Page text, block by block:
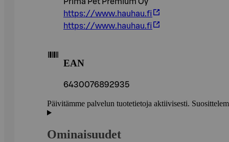
https://www.hauhau.fi
https://www.hauhau.fi
EAN
6430076892935
Päivitämme palvelun tuotetietoja aktiivisesti.
Ominaisuudet